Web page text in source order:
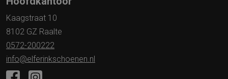
Kaagstraat 10
8102 GZ Raalte
0572-200222
info@elferinkschoenen.nl